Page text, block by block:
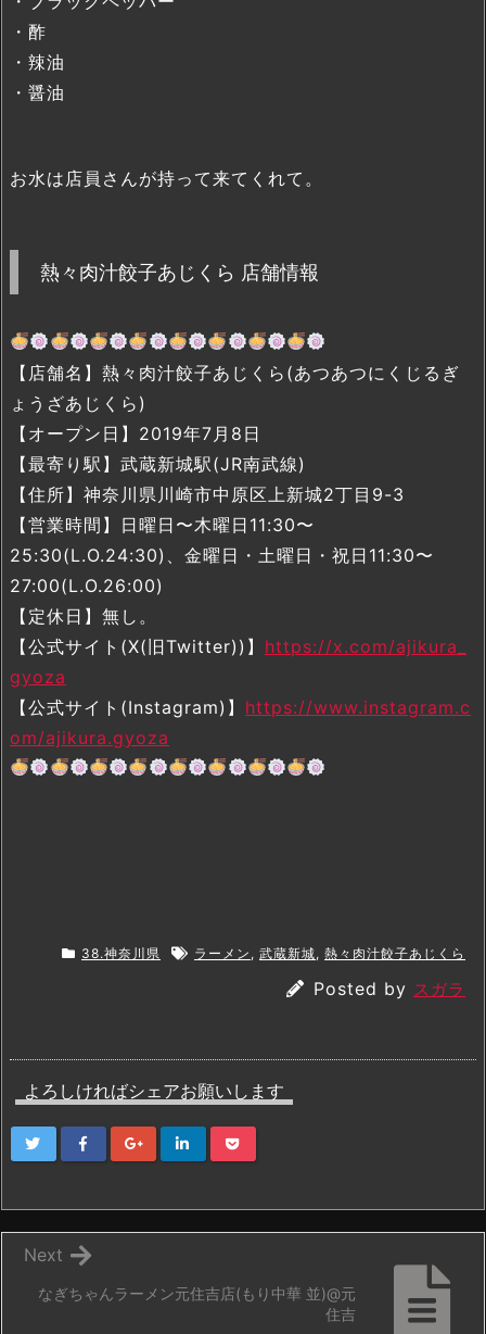
・酢
・辣油
・醤油
お水は店員さんが持って来てくれて。
熱々肉汁餃子あじくら 店舗情報
【店舗名】熱々肉汁餃子あじくら(あつあつにくじるぎ
ょうざあじくら)
【オープン日】2019年7月8日
【最寄り駅】武蔵新城駅(JR南武線)
【住所】神奈川県川崎市中原区上新城2丁目9-3
【営業時間】日曜日〜木曜日11:30〜
25:30(L.O.24:30)、金曜日・土曜日・祝日11:30〜
27:00(L.O.26:00)
【定休日】無し。
【公式サイト(X(旧Twitter))】 https://x.com/ajikura_
gyoza
【公式サイト(Instagram)】 https://www.instagram.c
om/ajikura.gyoza
38.神奈川県 ラーメン , 武蔵新城, 熱々肉汁餃子あじくら
Posted by スガラ
よろしければシェアお願いします
なぎちゃんラーメン元住吉店(もり中華 並)@元
住吉
Next